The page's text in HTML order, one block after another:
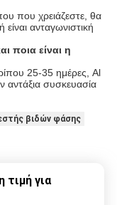
που χρειάζεστε, θα
ανταγωνιστική
ποια είναι η
25-35 ημέρες, Al
αντάξια συσκευασία
βιδών φάσης
για